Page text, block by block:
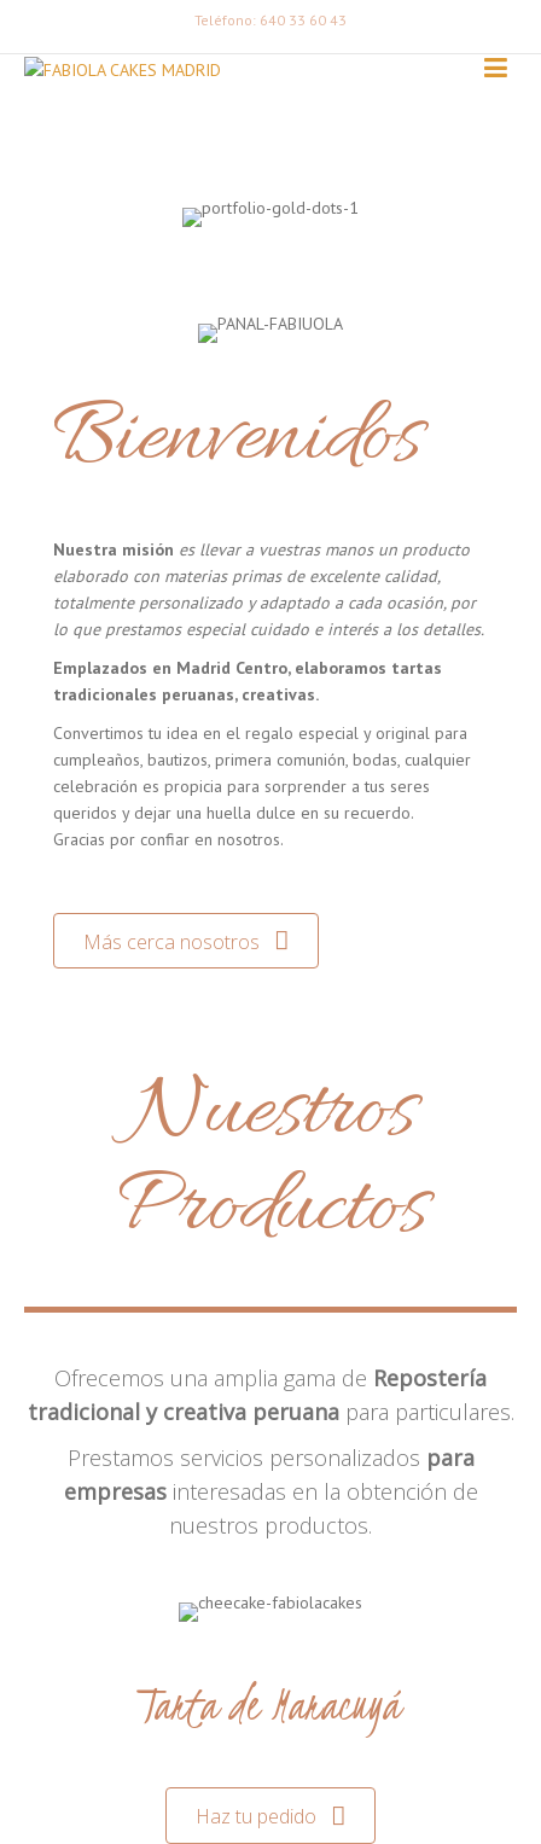
Teléfono: 640 33 60 43
Bienvenidos
Nuestra misión es llevar a vuestras manos un producto
elaborado con materias primas de excelente calidad,
totalmente personalizado y adaptado a cada ocasión, por
lo que prestamos especial cuidado e interés a los detalles.
Emplazados en Madrid Centro, elaboramos tartas
tradicionales peruanas, creativas.
Convertimos tu idea en el regalo especial y original para
cumpleaños, bautizos, primera comunión, bodas, cualquier
celebración es propicia para sorprender a tus seres
queridos y dejar una huella dulce en su recuerdo.
Gracias por confiar en nosotros.
Más cerca nosotros
Nuestros
Productos
Ofrecemos una amplia gama de Repostería
tradicional y creativa peruanapara particulares.
Prestamos servicios personalizados para
empresasinteresadas en la obtención de
nuestros productos.
Tarta de Maracuyá
Haz tu pedido